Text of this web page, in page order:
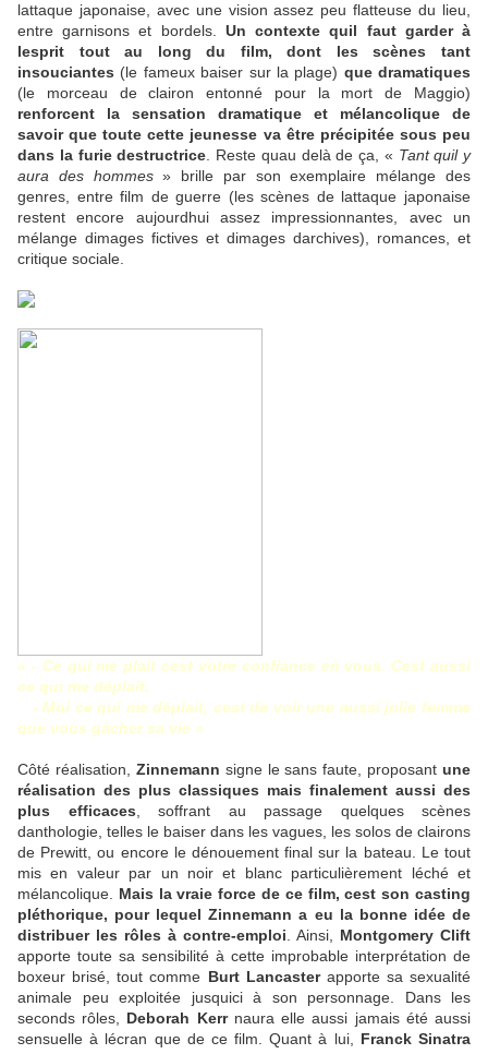
lattaque japonaise, avec une vision assez peu flatteuse du lieu,
entre garnisons et bordels. Un contexte quil faut garder à
lesprit tout au long du film, dont les scènes tant
insouciantes (le fameux baiser sur la plage) que dramatiques
(le morceau de clairon entonné pour la mort de Maggio)
renforcent la sensation dramatique et mélancolique de
savoir que toute cette jeunesse va être précipitée sous peu
dans la furie destructrice . Reste quau delà de ça, « Tant quil y
aura des hommes» brille par son exemplaire mélange des
genres, entre film de guerre (les scènes de lattaque japonaise
restent encore aujourdhui assez impressionnantes, avec un
mélange dimages fictives et dimages darchives), romances, et
critique sociale.
« - Ce qui me plait cest votre confiance en vous. Cest aussi
ce qui me déplait.
- Moi ce qui me déplait, cest de voir une aussi jolie femme
que vous gâcher sa vie »
Côté réalisation, Zinnemann signe le sans faute, proposant une
réalisation des plus classiques mais finalement aussi des
plus efficaces , soffrant au passage quelques scènes
danthologie, telles le baiser dans les vagues, les solos de clairons
de Prewitt, ou encore le dénouement final sur la bateau. Le tout
mis en valeur par un noir et blanc particulièrement léché et
mélancolique. Mais la vraie force de ce film, cest son casting
pléthorique, pour lequel Zinnemann a eu la bonne idée de
distribuer les rôles à contre-emploi . Ainsi, Montgomery Clift
apporte toute sa sensibilité à cette improbable interprétation de
boxeur brisé, tout comme Burt Lancasterapporte sa sexualité
animale peu exploitée jusquici à son personnage. Dans les
seconds rôles, Deborah Kerrnaura elle aussi jamais été aussi
sensuelle à lécran que de ce film. Quant à lui, Franck Sinatra